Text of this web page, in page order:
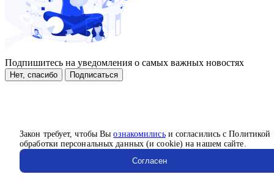
Закон требует, чтобы Выознакомилисьи согласились с Политикой
обработки персональных данных (и cookie) на нашем сайте.
Согласен
Подпишитесь на уведомления о самых важных новостях
Нет, спасибо Подписаться